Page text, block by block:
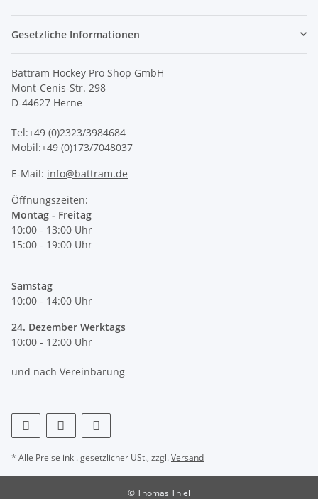
Gesetzliche Informationen
Battram Hockey Pro Shop GmbH
Mont-Cenis-Str. 298
D-44627 Herne
Tel:+49 (0)2323/3984684
Mobil:+49 (0)173/7048037
E-Mail: info@battram.de
Öffnungszeiten:
Montag - Freitag
10:00 - 13:00 Uhr
15:00 - 19:00 Uhr
Samstag
10:00 - 14:00 Uhr
24. Dezember Werktags
10:00 - 12:00 Uhr
und nach Vereinbarung
* Alle Preise inkl. gesetzlicher USt., zzgl.Versand
© Thomas Thiel